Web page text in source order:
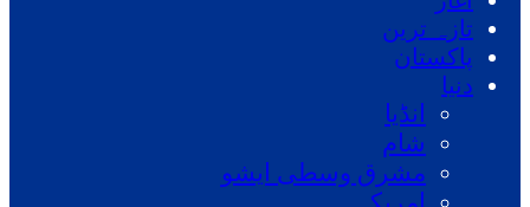
تازہ ترین
پاکستان
دنیا
انڈیا
شام
مشرق وسطی ایشو